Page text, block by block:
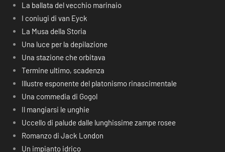
La ballata del vecchio marinaio
I coniugi di van Eyck
La Musa della Storia
Una luce per la depilazione
Una stazione che orbitava
Termine ultimo, scadenza
Illustre esponente del platonismo rinascimentale
Una commedia di Gogol
Il mangiarsi le unghie
Uccello di palude dalle lunghissime zampe rosee
Romanzo di Jack London
Un impianto idrico